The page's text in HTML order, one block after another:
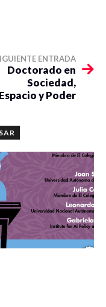
ENTRADA
Doctorado en
Sociedad,
Espacio y Poder